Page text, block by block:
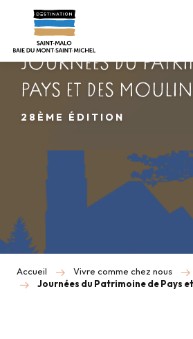
contenu
principal
DU 26 AU 28 JUIN 2026
JOURNÉES DU
PAYS ET DES
28ÈME ÉDITION
Accueil Vivre comme chez nous
Journées du Patrimoine de Pays